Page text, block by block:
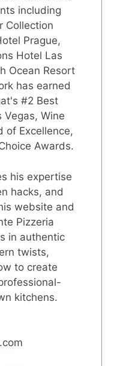
including
Collection
Prague,
Hotel Las
Ocean Resort
has earned
#2 Best
Vegas, Wine
of Excellence,
Awards.
his expertise
hacks, and
website and
Pizzeria
in authentic
twists,
to create
kitchens.